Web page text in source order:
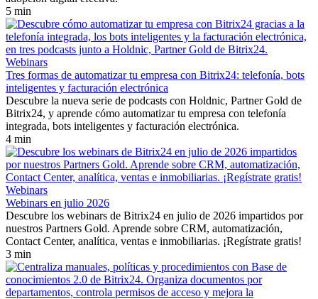
5 min
Webinars
Tres formas de automatizar tu empresa con Bitrix24: telefonía, bots
inteligentes y facturación electrónica
Descubre la nueva serie de podcasts con Holdnic, Partner Gold de
Bitrix24, y aprende cómo automatizar tu empresa con telefonía
integrada, bots inteligentes y facturación electrónica.
4 min
Webinars
Webinars en julio 2026
Descubre los webinars de Bitrix24 en julio de 2026 impartidos por
nuestros Partners Gold. Aprende sobre CRM, automatización,
Contact Center, analítica, ventas e inmobiliarias. ¡Regístrate gratis!
3 min